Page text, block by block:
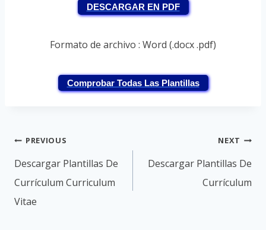
DESCARGAR EN PDF
Formato de archivo : Word (.docx .pdf)
Comprobar Todas Las Plantillas
Post
navigation
PREVIOUS
Descargar Plantillas De
Currículum Curriculum
Vitae
NEXT
Descargar Plantillas De
Currículum